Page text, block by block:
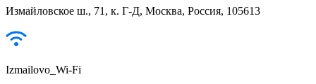
Измайловское ш., 71, к. Г-Д, Москва, Россия, 105613
Izmailovo_Wi-Fi